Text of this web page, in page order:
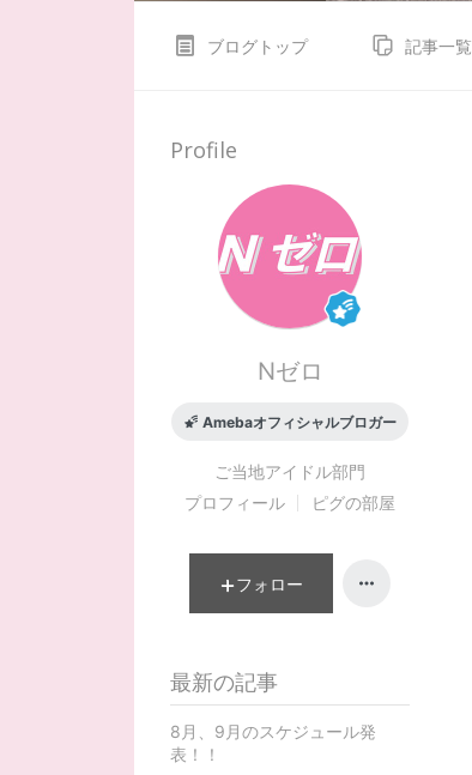
ブログトップ 記事一覧
Profile
Nゼロ
Amebaオフィシャルブロガー
ご当地アイドル部門
プロフィール
ピグの部屋
フォロー
最新の記事
8月、9月のスケジュール発
表！！